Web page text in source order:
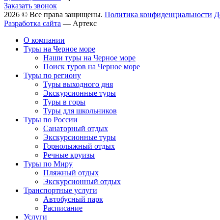
Заказать звонок
2026 © Все права защищены. Политика конфиденциальности
Разработка сайта — Артекс
О компании
Туры на Черное море
Наши туры на Черное море
Поиск туров на Черное море
Туры по региону
Туры выходного дня
Экскурсионные туры
Туры в горы
Туры для школьников
Туры по России
Санаторный отдых
Экскурсионные туры
Горнолыжный отдых
Речные круизы
Туры по Миру
Пляжный отдых
Экскурсионный отдых
Транспортные услуги
Автобусный парк
Расписание
Услуги